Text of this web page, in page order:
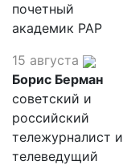
почетный
академик РАР
15 августа
Борис Берман
советский и
российский
тележурналист и
телеведущий